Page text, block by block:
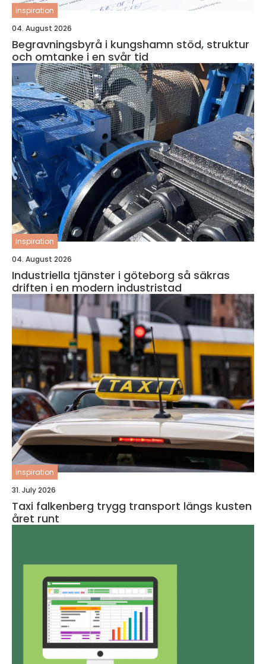
inspiration
04. August 2026
Begravningsbyrå i kungshamn stöd, struktur
och omtanke i en svår tid
inspiration
04. August 2026
Industriella tjänster i göteborg så säkras
driften i en modern industristad
inspiration
31. July 2026
Taxi falkenberg trygg transport längs kusten
året runt